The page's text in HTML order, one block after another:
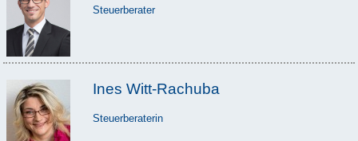
Steuerberater
Ines Witt-Rachuba
Steuerberaterin